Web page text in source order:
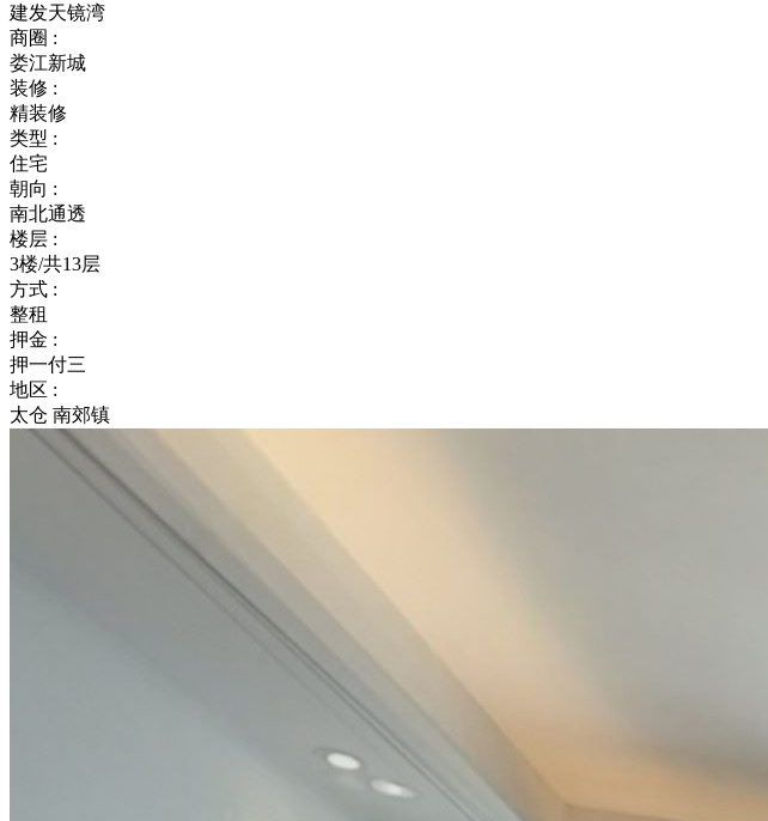
建发天镜湾
商圈 :
娄江新城
装修 :
精装修
类型 :
住宅
朝向 :
南北通透
楼层 :
3楼/共13层
方式 :
整租
押金 :
押一付三
地区 :
太仓 南郊镇